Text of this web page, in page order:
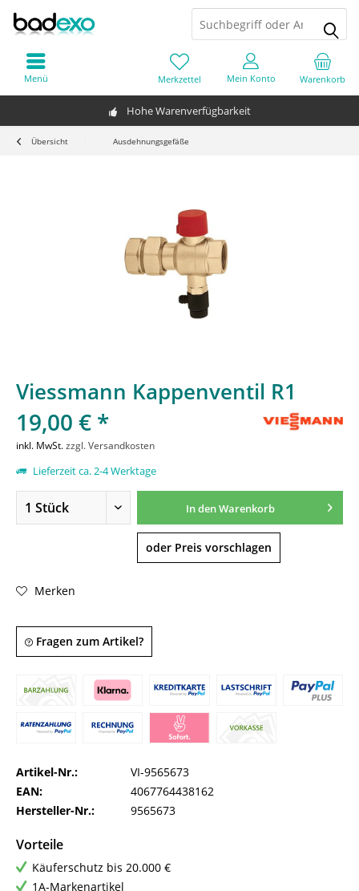
Hohe Warenverfügbarkeit
Warenkorb
Merkzettel Mein Konto
Menü
Übersicht Ausdehnungsgefäße
Viessmann Kappenventil R1
19,00 € *
inkl. MwSt.zzgl. Versandkosten
Lieferzeit ca. 2-4 Werktage
In denWarenkorb
oder Preis vorschlagen
Merken
Fragen zum Artikel?
Artikel-Nr.:
VI-9565673
EAN:
4067764438162
Hersteller-Nr.:
9565673
Vorteile
Käuferschutz bis 20.000 €
1A-Markenartikel